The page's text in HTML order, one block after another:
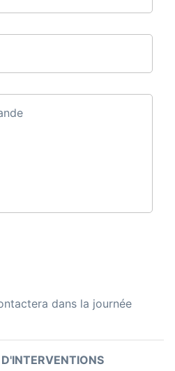
dans la journée